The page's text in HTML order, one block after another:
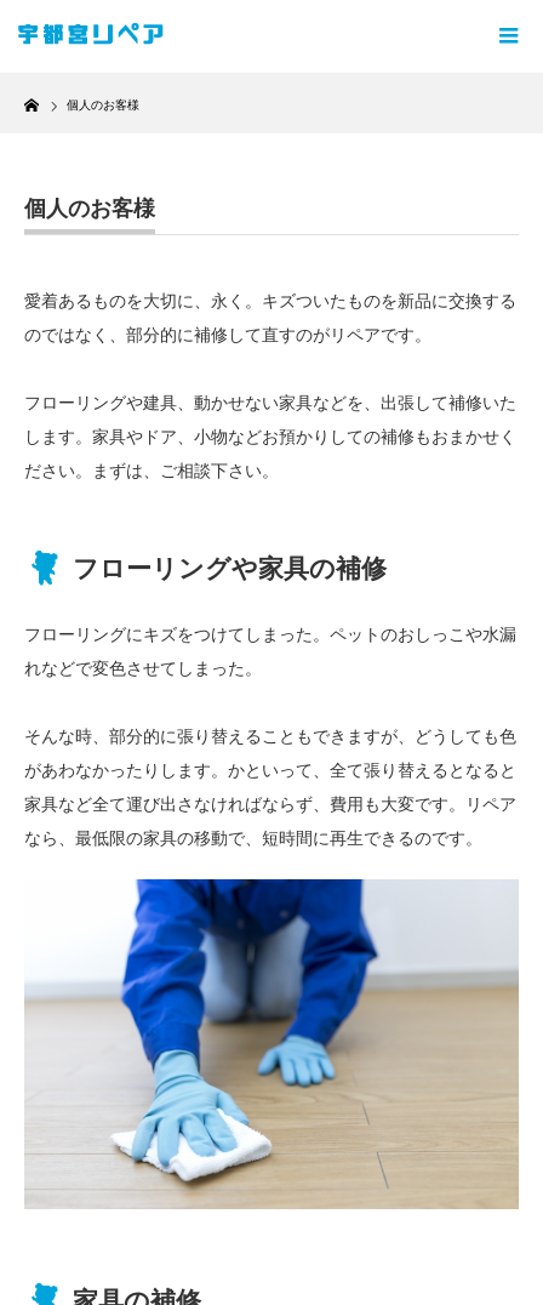
Home
個人のお客様
個人のお客様
愛着あるものを大切に、永く。キズついたものを新品に交換する
のではなく、部分的に補修して直すのがリペアです。
フローリングや建具、動かせない家具などを、出張して補修いた
します。家具やドア、小物などお預かりしての補修もおまかせく
ださい。まずは、ご相談下さい。
フローリングや家具の補修
フローリングにキズをつけてしまった。ペットのおしっこや水漏
れなどで変色させてしまった。
そんな時、部分的に張り替えることもできますが、どうしても色
があわなかったりします。かといって、全て張り替えるとなると
家具など全て運び出さなければならず、費用も大変です。リペア
なら、最低限の家具の移動で、短時間に再生できるのです。